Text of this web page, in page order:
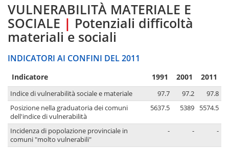
VULNERABILITÀ MATERIALE E
SOCIALE | Potenziali difficoltà
materiali e sociali
INDICATORI AI CONFINI DEL 2011
Indicatore 1991 2001 2011
Indice di vulnerabilità sociale e materiale 97.7 97.2
97.8
Posizione nella graduatoria dei comuni
dell'indice di vulnerabilità
5637.5 5389 5574.5
Incidenza di popolazione provinciale in
comuni "molto vulnerabili"
- - -